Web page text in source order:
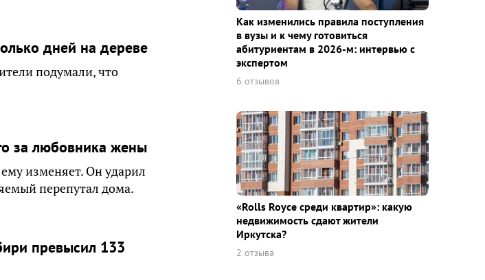
дней на дереве
подумали, что
за любовника жены
изменяет. Он ударил
перепутал дома.
превысил 133
Как изменились правила поступления
в вузы и к чему готовиться
абитуриентам в 2026-м: интервью с
экспертом
6 отзывов
«Rolls Royce среди квaртир»: какую
недвижимость сдают жители
Иркутска?
2 отзыва